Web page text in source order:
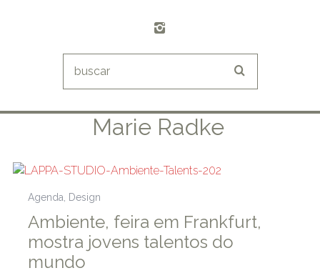
Marie Radke
Agenda Design
Ambiente, feira em Frankfurt,
mostra jovens talentos do
mundo